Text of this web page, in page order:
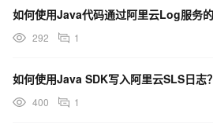
292 1
如何使用Java SDK写入阿里云SLS日志？
400 1